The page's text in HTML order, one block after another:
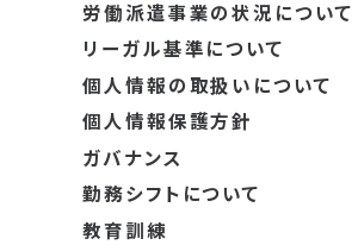
労働派遣事業の状況について
リーガル基準について
個人情報の取扱いについて
個人情報保護方針
ガバナンス
勤務シフトについて
教育訓練